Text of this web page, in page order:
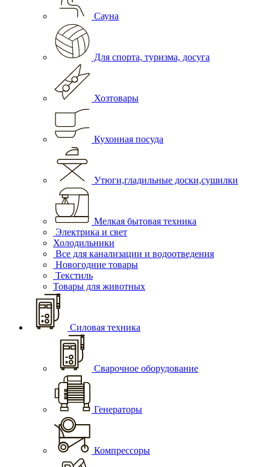
Сауна
Для спорта, туризма, досуга
Хозтовары
Кухонная посуда
Утюги,гладильные доски,сушилки
Мелкая бытовая техника
Электрика и свет
Холодильники
Все для канализации и водоотведения
Новогодние товары
Текстиль
Товары для животных
Силовая техника
Сварочное оборудование
Генераторы
Компрессоры